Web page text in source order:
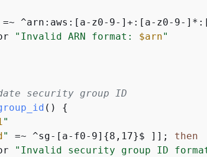
=~ ^arn:aws:[a-z0-9-]+:[a-z0-9-
"Invalid ARN format: $arn"
security group ID
() {
"
" =~ ^sg-[a-f0-9] {8,17}$ ]]; then
"Invalid security group ID